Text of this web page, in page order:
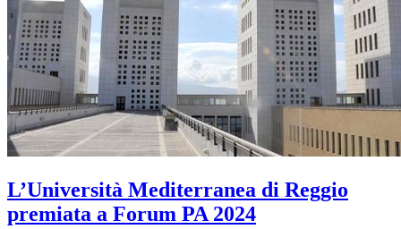
L’Università Mediterranea di Reggio
premiata a Forum PA 2024